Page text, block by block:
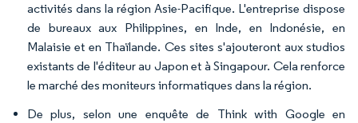
activités dans la région Asie-Pacifique. L'entreprise dispose
de bureaux aux Philippines, en Inde, en Indonésie, en
Malaisie et en Thaïlande. Ces sites s'ajouteront aux studios
existants de l'éditeur au Japon et à Singapour. Cela renforce
le marché des moniteurs informatiques dans la région.
De plus, selon une enquête de Think with Google en